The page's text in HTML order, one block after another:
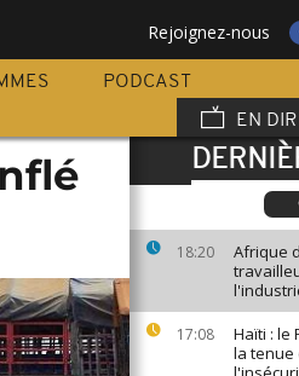
Rejoignez-nous
PODCAST
EN
18:20
Afrique
17:08
Haïti : le
la tenue